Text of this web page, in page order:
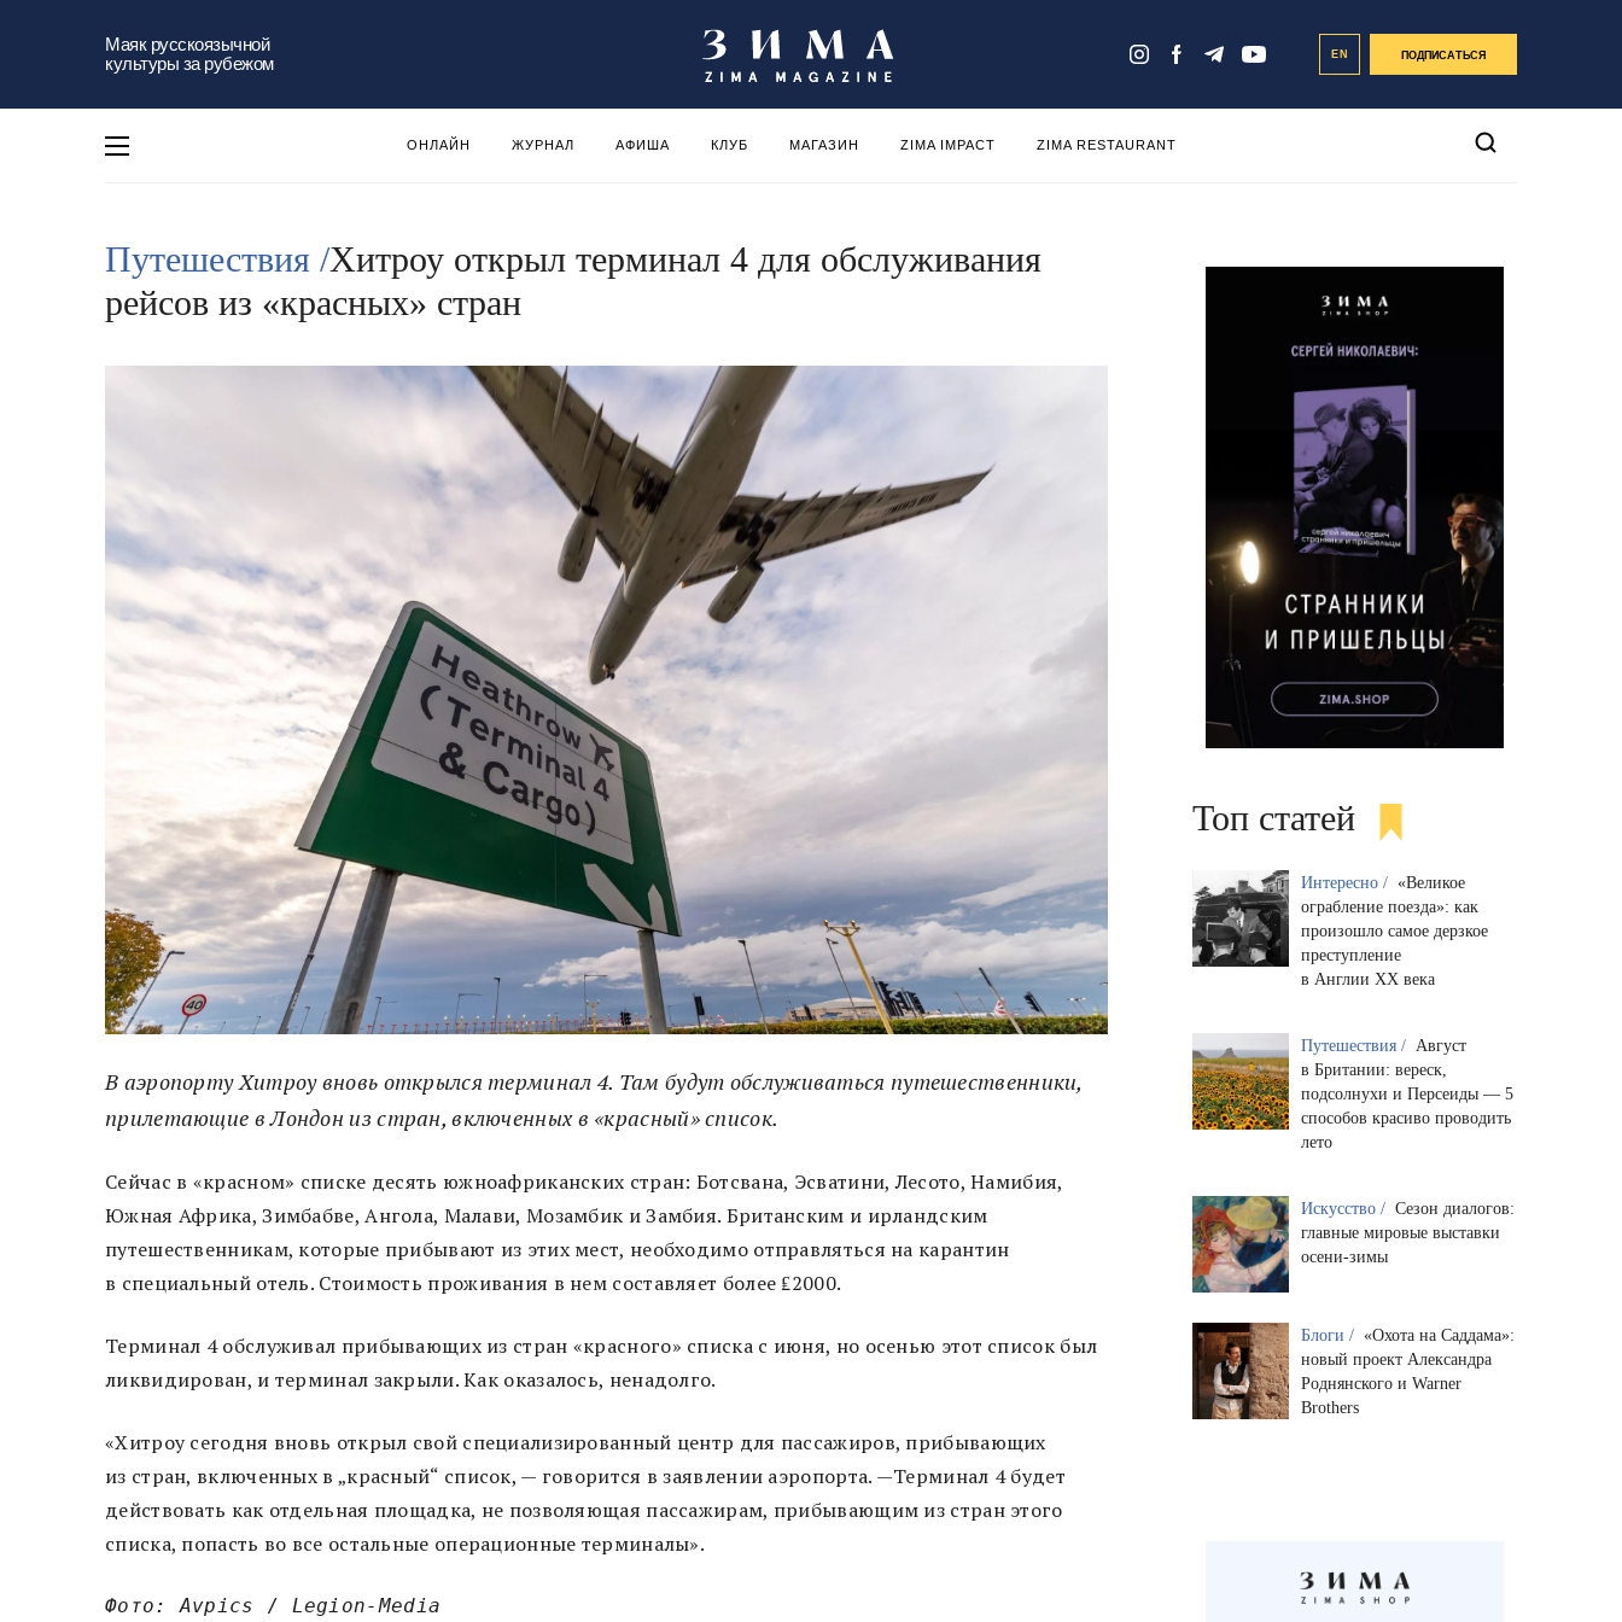
Маяк русскоязычной
культуры за рубежом
EN ПОДПИСАТЬСЯ
ОНЛАЙН ЖУРНАЛ АФИША КЛУБ МАГАЗИН ZIMA IMPACT ZIMA RESTAURANT
Путешествия /Хитроу открыл терминал 4 для обслуживания
рейсов из «красных» стран
В аэропорту Хитроу вновь открылся терминал 4. Там будут обслуживаться путешественники,
прилетающие в Лондон из стран, включенных в «красный» список.
Сейчас в «красном» списке десять южноафриканских стран: Ботсвана, Эсватини, Лесото, Намибия,
Южная Африка, Зимбабве, Ангола, Малави, Мозамбик и Замбия. Британским и ирландским
путешественникам, которые прибывают из этих мест, необходимо отправляться на карантин
в специальный отель. Стоимость проживания в нем составляет более ₤2000.
Терминал 4 обслуживал прибывающих из стран «красного» списка с июня, но осенью этот список был
ликвидирован, и терминал закрыли. Как оказалось, ненадолго.
«Хитроу сегодня вновь открыл свой специализированный центр для пассажиров, прибывающих
из стран, включенных в „красный“ список, — говорится в заявлении аэропорта. —Терминал 4 будет
действовать как отдельная площадка, не позволяющая пассажирам, прибывающим из стран этого
списка, попасть во все остальные операционные терминалы».
Фото: Avpics / Legion-Media
Топ статей
Интересно / «Великое
ограбление поезда»: как
произошло самое дерзкое
преступление
в Англии XX века
Путешествия / Август
в Британии: вереск,
подсолнухи и Персеиды — 5
способов красиво проводить
лето
Искусство / Сезон диалогов:
главные мировые выставки
осени-зимы
Блоги / «Охота на Саддама»:
новый проект Александра
Роднянского и Warner
Brothers